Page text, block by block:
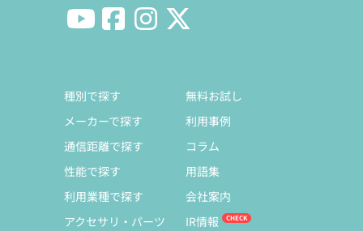
種別で探す
メーカーで探す
通信距離で探す
性能で探す
利用業種で探す
アクセサリ・パーツ
無料お試し
利用事例
コラム
用語集
会社案内
IR情報